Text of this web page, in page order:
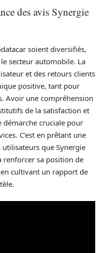
des avis Synergie
soient diversifiés,
secteur automobile. La
et des retours clients
positive, tant pour
Avoir une compréhension
de la satisfaction et
démarche cruciale pour
C’est en prêtant une
que Synergie
renforcer sa position de
cultivant un rapport de